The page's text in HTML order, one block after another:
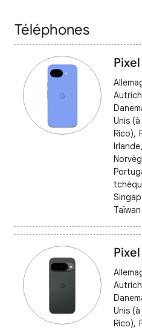
Téléphones
Unis
Rico),
Taïwan
Unis
Rico),